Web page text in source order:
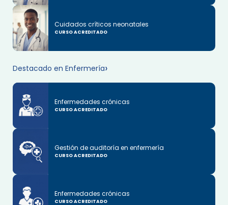
Cuidados críticos neonatales
CURSO ACREDITADO
Destacado en Enfermería
Enfermedades crónicas
CURSO ACREDITADO
Gestión de auditoría en enfermería
CURSO ACREDITADO
Enfermedades crónicas
CURSO ACREDITADO